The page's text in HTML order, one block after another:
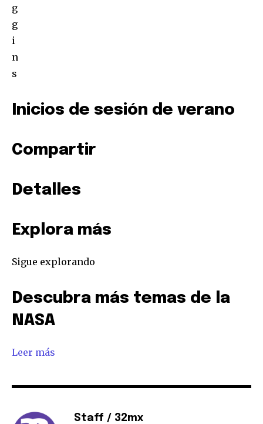
Inicios de sesión de verano
Compartir
Detalles
Explora más
Sigue explorando
Descubra más temas de la
NASA
Leer más
Staff / 32mx